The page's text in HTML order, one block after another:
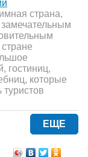
страна,
замечательным
гостиниц,
которые
ЕЩЕ